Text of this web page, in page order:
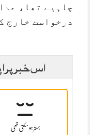
چاہیے تھا،
درخواست خارج
اس خبر پر
بہتر ہو سکتی تھی